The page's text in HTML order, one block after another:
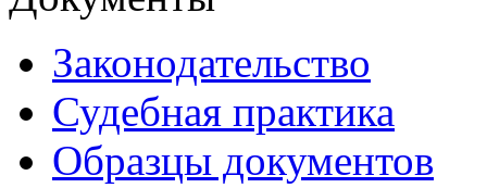
Законодательство
Судебная практика
Образцы документов